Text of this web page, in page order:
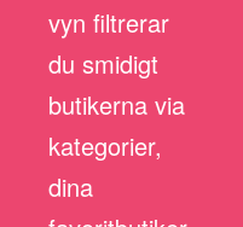
vyn filtrerar
du smidigt
butikerna via
kategorier,
dina